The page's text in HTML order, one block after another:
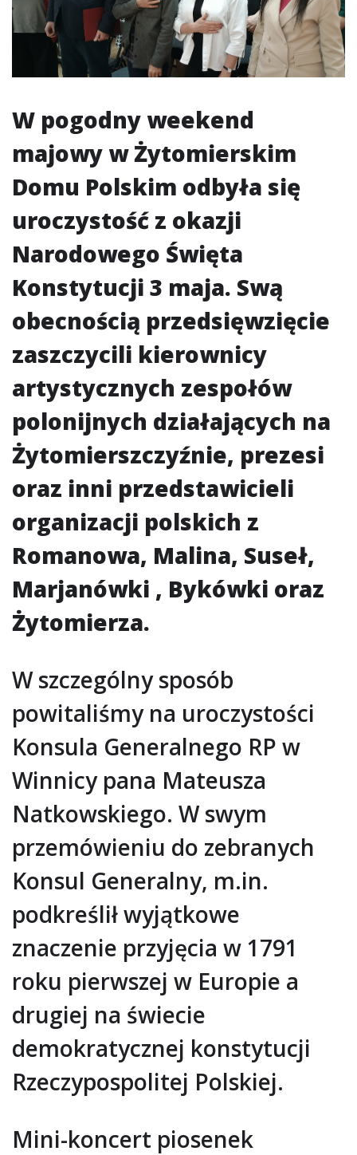
W pogodny weekend
majowy w Żytomierskim
Domu Polskim odbyła się
uroczystość z okazji
Narodowego Święta
Konstytucji 3 maja. Swą
obecnością przedsięwzięcie
zaszczycili kierownicy
artystycznych zespołów
polonijnych działających na
Żytomierszczyźnie, prezesi
oraz inni przedstawicieli
organizacji polskich z
Romanowa, Malina, Suseł,
Marjanówki , Bykówki oraz
Żytomierza.
W szczególny sposób
powitaliśmy na uroczystości
Konsula Generalnego RP w
Winnicy pana Mateusza
Natkowskiego. W swym
przemówieniu do zebranych
Konsul Generalny, m.in.
podkreślił wyjątkowe
znaczenie przyjęcia w 1791
roku pierwszej w Europie a
drugiej na świecie
demokratycznej konstytucji
Rzeczypospolitej Polskiej.
Mini-koncert piosenek